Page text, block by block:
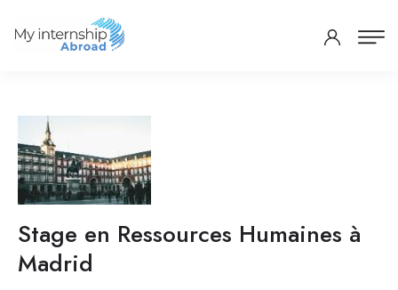
Stage en Ressources Humaines à
Madrid